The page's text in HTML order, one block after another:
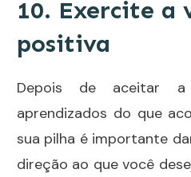
10. Exercite a
positiva
Depois de aceitar
aprendizados do que
sua pilha é importante
direção ao que você